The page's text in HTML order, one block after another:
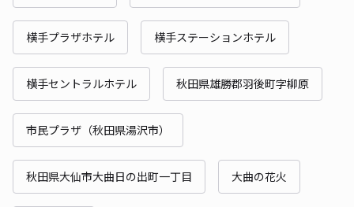
横手プラザホテル 横手ステーションホテル
横手セントラルホテル 秋田県雄勝郡羽後町字柳原
市民プラザ（秋田県湯沢市）
秋田県大仙市大曲日の出町一丁目 大曲の花火